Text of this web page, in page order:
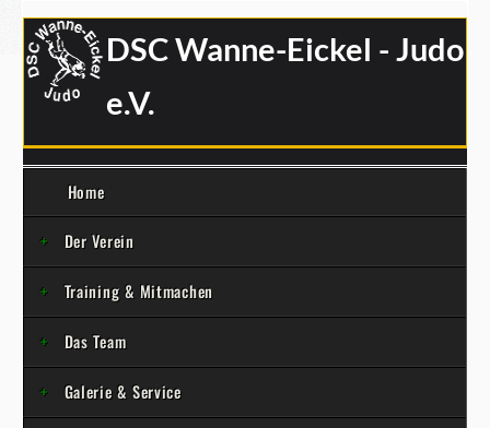
DSC Wanne-Eickel - Judo
e.V.
Home
Der Verein
Training & Mitmachen
Das Team
Galerie & Service